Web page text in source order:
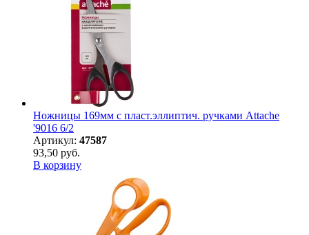
Ножницы 169мм с пласт.эллиптич. ручками Attache
'9016 6/2
Артикул: 47587
93,50 руб.
В корзину